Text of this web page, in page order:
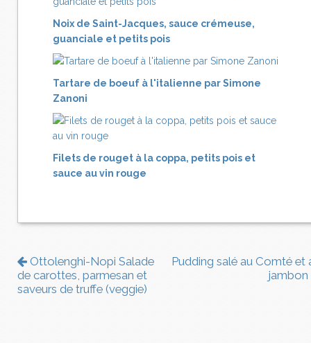
Noix de Saint-Jacques, sauce crémeuse,
guanciale et petits pois
Tartare de boeuf à l'italienne par Simone
Zanoni
Filets de rouget à la coppa, petits pois et
sauce au vin rouge
Ottolenghi-Nopi Salade
de carottes, parmesan et
saveurs de truffe (veggie)
Pudding salé au Comté et
jambon